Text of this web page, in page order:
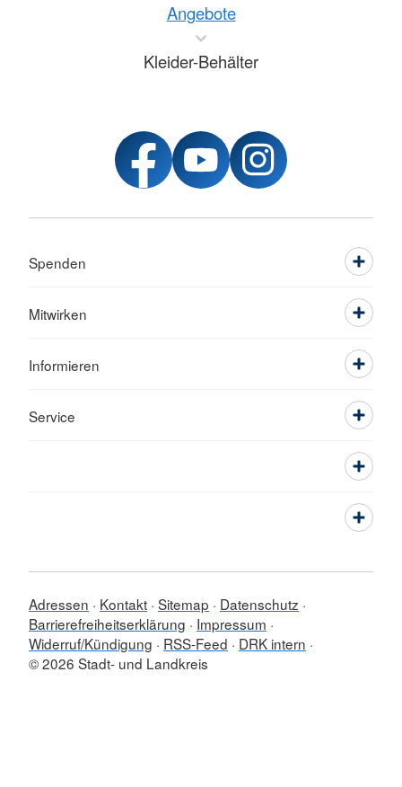
Angebote
Kleider-Behälter
Spenden
Mitwirken
Informieren
Service
Adressen Kontakt Sitemap
Datenschutz
Barrierefreiheitserklärung
Impressum
Widerruf/Kündigung
RSS-Feed
DRK intern
© 2026 Stadt- und Landkreis